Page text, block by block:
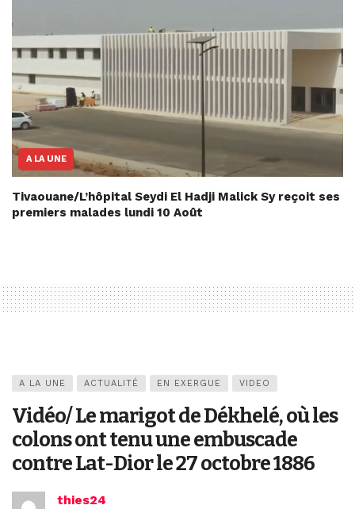
A LA UNE
Tivaouane/L’hôpital Seydi El Hadji Malick Sy reçoit ses
premiers malades lundi 10 Août
A LA UNE ACTUALITÉ EN EXERGUE VIDEO
Vidéo/ Le marigot de Dékhelé, où les
colons ont tenu une embuscade
contre Lat-Dior le 27 octobre 1886
thies24